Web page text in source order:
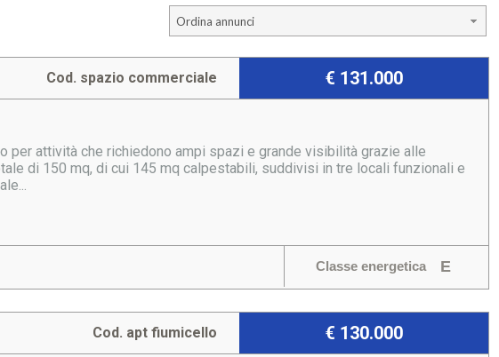
Ordina annunci
€ 131.000
Cod. spazio commerciale
per attività che richiedono ampi spazi e grande visibilità grazie alle
di 150 mq, di cui 145 mq calpestabili, suddivisi in tre locali funzionali e
Classe energetica E
€ 130.000
Cod. apt fiumicello